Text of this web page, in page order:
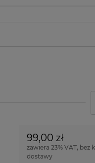
99,00 zł
zawiera 23% VAT, bez
dostawy